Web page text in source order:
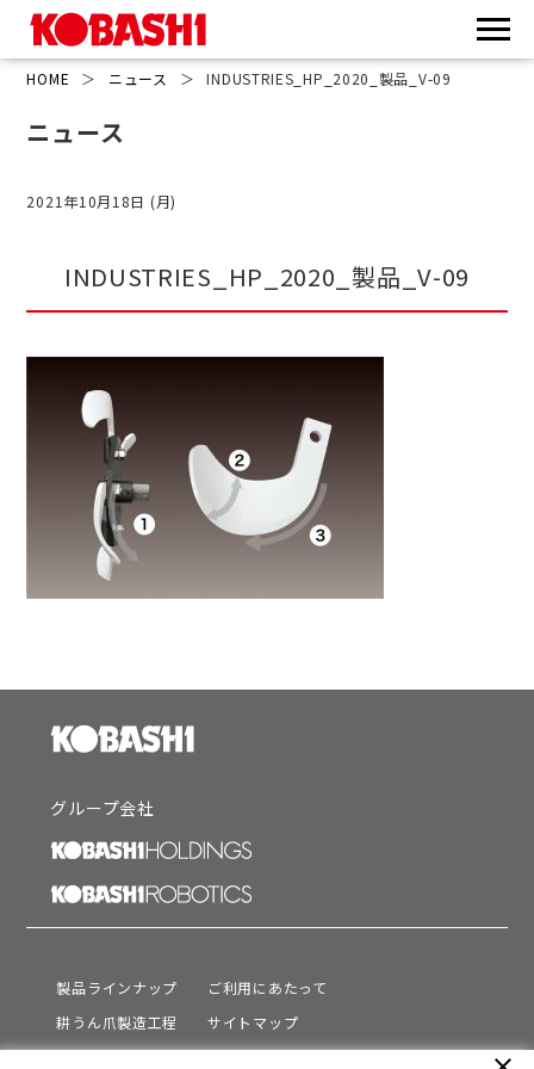
HOME ＞ ニュース ＞ INDUSTRIES_HP_2020_製品_V-09
ニュース
2021年10月18日 (月)
INDUSTRIES_HP_2020_製品_V-09
グループ会社
製品ラインナップ
耕うん爪製造工程
サポート
ご利用にあたって
サイトマップ
プライバシーポリシー